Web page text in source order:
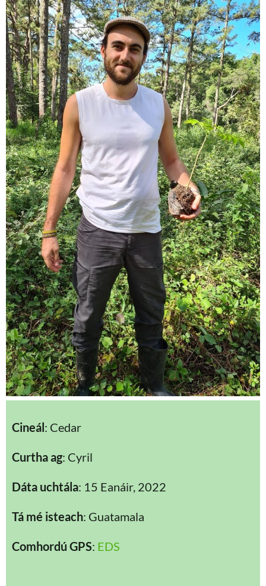
Cineál : Cedar
Curtha ag: Cyril
Dáta uchtála: 15 Eanáir, 2022
Tá mé isteach: Guatamala
Comhordú GPS: EDS